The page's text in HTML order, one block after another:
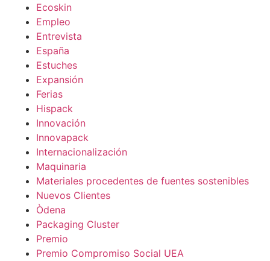
Ecoskin
Empleo
Entrevista
España
Estuches
Expansión
Ferias
Hispack
Innovación
Innovapack
Internacionalización
Maquinaria
Materiales procedentes de fuentes sostenibles
Nuevos Clientes
Òdena
Packaging Cluster
Premio
Premio Compromiso Social UEA